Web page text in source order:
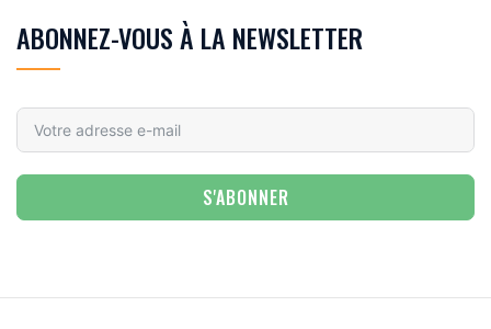
ABONNEZ-VOUS À LA NEWSLETTER
S'ABONNER